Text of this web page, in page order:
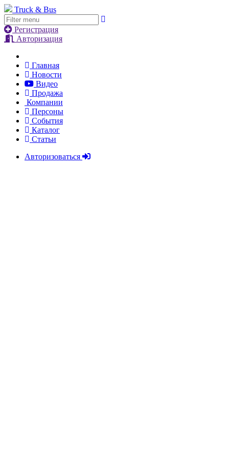
Truck & Bus
Регистрация
Авторизация
Главная
Новости
Видео
Продажа
Компании
Персоны
События
Каталог
Статьи
Авторизоваться